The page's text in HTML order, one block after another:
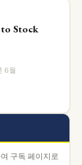
Stock
6월
구독 페이지로